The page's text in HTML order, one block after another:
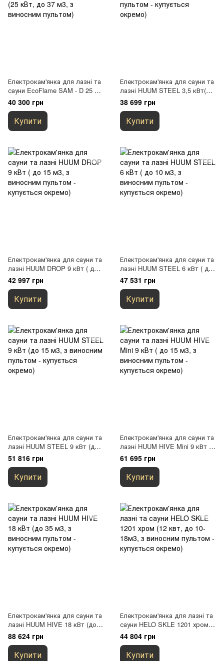
Електрокам'янка для лазні та
сауни EcoFlame SAM - D 25 +
пульт CON6 (25 кВт, до 37 м3,
з виносним пультом)
40 300 грн
Купити
Електрокам'янка для сауни та
лазні HUUM STEEL 3,5 кВт(до
6 м3, з виносним пультом -
купується окремо)
38 699 грн
Купити
Електрокам'янка для сауни та
лазні HUUM DROP 9 кВт ( до
15 м3, з виносним пультом -
купується окремо)
42 997 грн
Купити
Електрокам'янка для сауни та
лазні HUUM STEEL 6 кВт ( до
10 м3, з виносним пультом -
купується окремо)
47 531 грн
Купити
Електрокам'янка для сауни та
лазні HUUM STEEL 9 кВт (до
15 м3, з виносним пультом -
купується окремо)
51 816 грн
Купити
Електрокам'янка для сауни та
лазні HUUM HIVE Mini 9 кВт (
до 15 м3, з виносним пультом
- купується окремо)
61 695 грн
Купити
Електрокам'янка для сауни та
лазні HUUM HIVE 18 кВт (до
35 м3, з виносним пультом -
купується окремо)
88 624 грн
Купити
Електрокам'янка для лазні та
сауни HELO SKLE 1201 хром
(12 квт, до 10-18м3, з
виносним пультом - купується
окремо)
44 804 грн
Купити